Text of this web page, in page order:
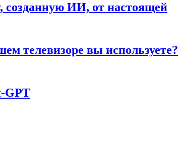
созданную ИИ, от настоящей
телевизоре вы используете?
GPT